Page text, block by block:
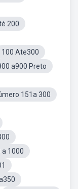
200
100 Ate300
a900 Preto
151a 300
a 1000